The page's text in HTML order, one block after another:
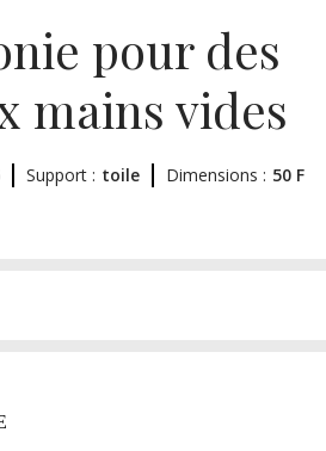
pour des
mains vides
Support : toile Dimensions : 50 F